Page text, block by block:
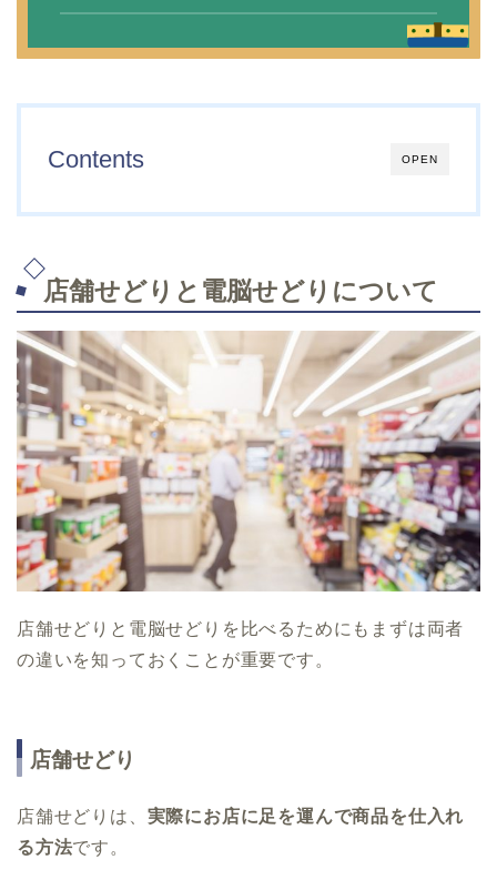
OPEN
Contents
店舗せどりと電脳せどりについて
店舗せどりと電脳せどりを比べるためにもまずは両者
の違いを知っておくことが重要です。
店舗せどり
店舗せどりは、 実際にお店に足を運んで商品を仕入れ
る方法です。